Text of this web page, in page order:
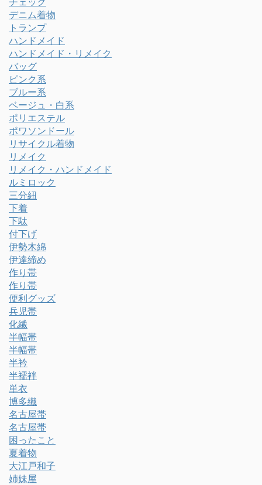
デニム着物
トランプ
ハンドメイド
ハンドメイド・リメイク
バッグ
ピンク系
ブルー系
ベージュ・白系
ポリエステル
ポワソンドール
リサイクル着物
リメイク
リメイク・ハンドメイド
ルミロック
三分紐
下着
下駄
付下げ
伊勢木綿
伊達締め
作り帯
作り帯
便利グッズ
兵児帯
化繊
半幅帯
半幅帯
半衿
半襦袢
単衣
博多織
名古屋帯
名古屋帯
困ったこと
夏着物
大江戸和子
姉妹屋